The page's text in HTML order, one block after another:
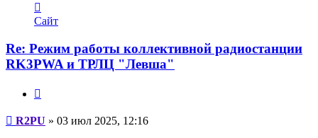
информация
пользователя
Сайт
Re: Режим работы коллективной радиостанции
RK3PWA и ТРЛЦ "Левша"
Сообщение
R2PU » 03 июл 2025, 12:16